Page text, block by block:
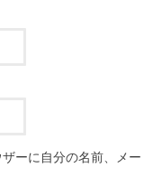
ーに自分の名前、メー